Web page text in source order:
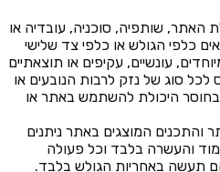
האתר, שותפיה, סוכניה, עובדיה או
כלפי הגולש או כלפי צד שלישי
עונשיים, עקיפים או תוצאתיים
לכל סוג של נזק לרבות הנובעים או
בחוסר היכולת להשתמש באתר או
והתכנים המוצגים באתר ניתנים
והעשרה בלבד וכל פעולה
תעשה באחריות הגולש בלבד.